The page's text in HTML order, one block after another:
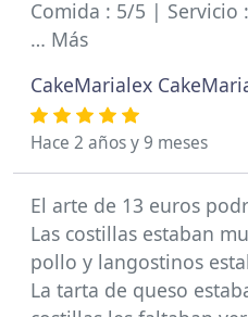
Comida : 5/5 |
… Más
CakeMarialex
Hace 2 años y 9 meses
El arte de 13 euros
Las costillas estaban
pollo y langostinos
La tarta de queso